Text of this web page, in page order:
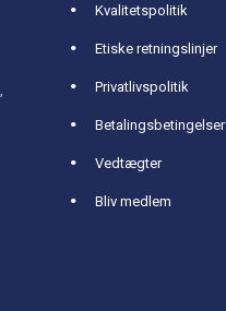
Kvalitetspolitik
Etiske retningslinjer
Privatlivspolitik
Betalingsbetingelser
Vedtægter
Bliv medlem